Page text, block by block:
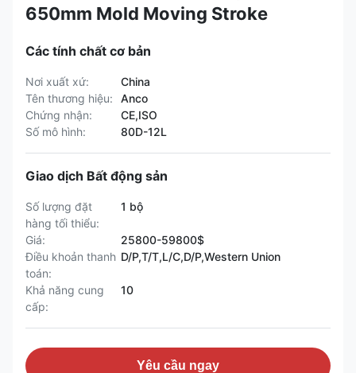
650mm Mold Moving Stroke
Các tính chất cơ bản
Nơi xuất xứ:
China
Tên thương hiệu:
Anco
Chứng nhận:
CE,ISO
Số mô hình:
80D-12L
Giao dịch Bất động sản
Số lượng đặt
hàng tối thiểu:
1 bộ
Giá:
25800-59800$
Điều khoản thanh
toán:
D/P,T/T,L/C,D/P,Western Union
Khả năng cung
cấp:
10
Yêu cầu ngay